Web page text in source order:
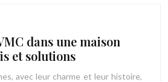
dans une maison
et solutions
avec leur charme et leur histoire,